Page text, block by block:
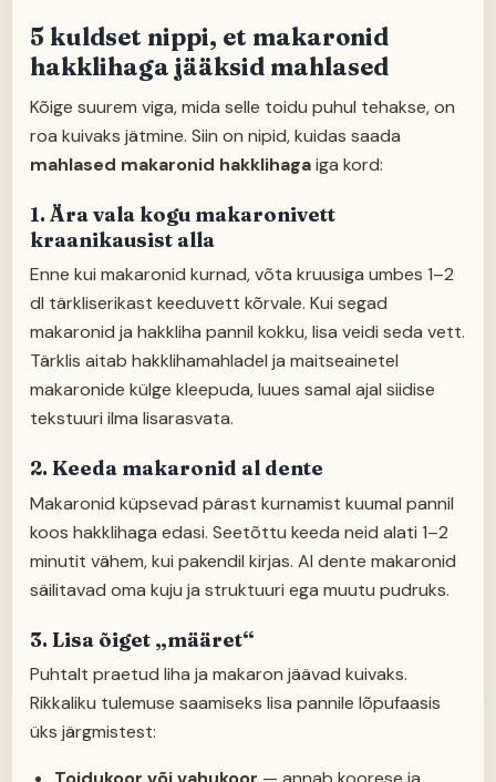
5 kuldset nippi, et makaronid
hakklihaga jääksid mahlased
Kõige suurem viga, mida selle toidu puhul tehakse, on
roa kuivaks jätmine. Siin on nipid, kuidas saada
mahlased makaronid hakklihagaiga kord:
1. Ära vala kogu makaronivett
kraanikausist alla
Enne kui makaronid kurnad, võta kruusiga umbes 1–2
dl tärkliserikast keeduvett kõrvale. Kui segad
makaronid ja hakkliha pannil kokku, lisa veidi seda vett.
Tärklis aitab hakklihamahladel ja maitseainetel
makaronide külge kleepuda, luues samal ajal siidise
tekstuuri ilma lisarasvata.
2. Keeda makaronid al dente
Makaronid küpsevad pärast kurnamist kuumal pannil
koos hakklihaga edasi. Seetõttu keeda neid alati 1–2
minutit vähem, kui pakendil kirjas. Al dente makaronid
säilitavad oma kuju ja struktuuri ega muutu pudruks.
3. Lisa õiget „määret“
Puhtalt praetud liha ja makaron jäävad kuivaks.
Rikkaliku tulemuse saamiseks lisa pannile lõpufaasis
üks järgmistest: